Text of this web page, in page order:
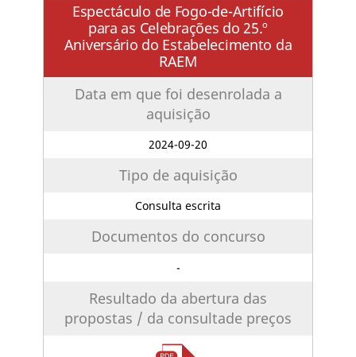
Espectáculo de Fogo-de-Artifício
para as Celebrações do 25.º
Aniversário do Estabelecimento da
RAEM
Data em que foi desenrolada a
aquisição
2024-09-20
Tipo de aquisição
Consulta escrita
Documentos do concurso
-
Resultado da abertura das
propostas / da consultade preços